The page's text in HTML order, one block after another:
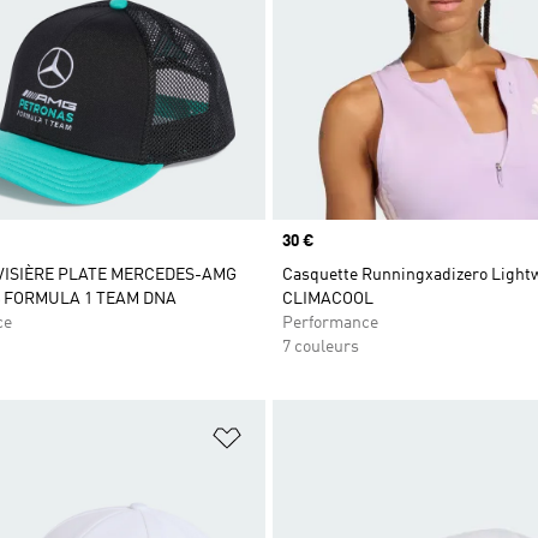
PLATE MERCEDES-AMG
FORMULA 1 TEAM DNA
Prix
30 €
Casquette Runningxadizero
CLIMACOOL
Performance
7 couleurs